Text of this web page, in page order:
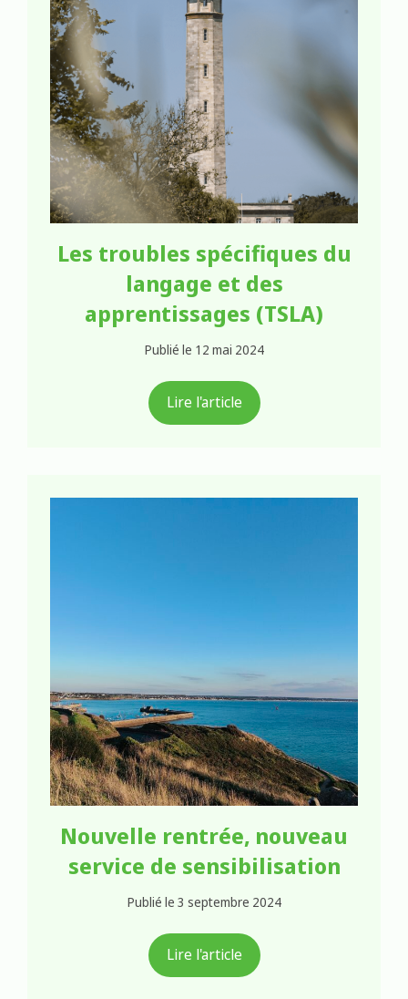
Les troubles spécifiques du
langage et des
apprentissages (TSLA)
Publié le 12 mai 2024
Lire l'article
Nouvelle rentrée, nouveau
service de sensibilisation
Publié le 3 septembre 2024
Lire l'article